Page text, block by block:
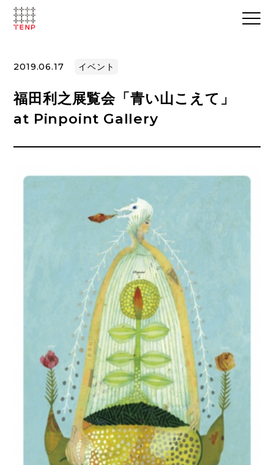
2019.06.17 イベント
福田利之展覧会「青い山こえて」
at Pinpoint Gallery